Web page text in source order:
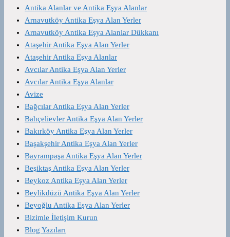
Antika Alanlar ve Antika Eşya Alanlar
Arnavutköy Antika Eşya Alan Yerler
Arnavutköy Antika Eşya Alanlar Dükkanı
Ataşehir Antika Eşya Alan Yerler
Ataşehir Antika Eşya Alanlar
Avcılar Antika Eşya Alan Yerler
Avcılar Antika Eşya Alanlar
Avize
Bağcılar Antika Eşya Alan Yerler
Bahçelievler Antika Eşya Alan Yerler
Bakırköy Antika Eşya Alan Yerler
Başakşehir Antika Eşya Alan Yerler
Bayrampaşa Antika Eşya Alan Yerler
Beşiktaş Antika Eşya Alan Yerler
Beykoz Antika Eşya Alan Yerler
Beylikdüzü Antika Eşya Alan Yerler
Beyoğlu Antika Eşya Alan Yerler
Bizimle İletişim Kurun
Blog Yazıları